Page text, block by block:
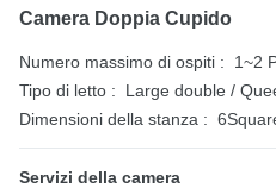
Camera Doppia Cupido
Numero massimo di ospiti :
1~2
Tipo di letto :
Large double /
Dimensioni della stanza :
Servizi della camera